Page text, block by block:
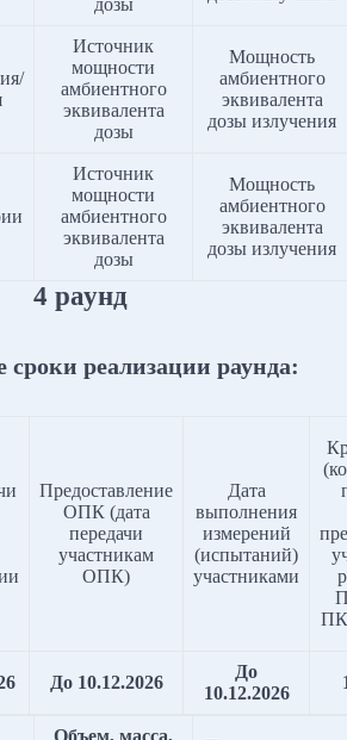
Источник
мощности
амбиентного
эквивалента
дозы
Мощность
амбиентного
эквивалента
дозы излучения
Источник
мощности
амбиентного
эквивалента
дозы
Мощность
амбиентного
эквивалента
дозы излучения
4 раунд
сроки реализации раунда:
Предоставление
ОПК (дата
передачи
участникам
ОПК)
Дата
выполнения
измерений
(испытаний)
участниками
ПК
До 10.12.2026
До
10.12.2026
Объем, масса,